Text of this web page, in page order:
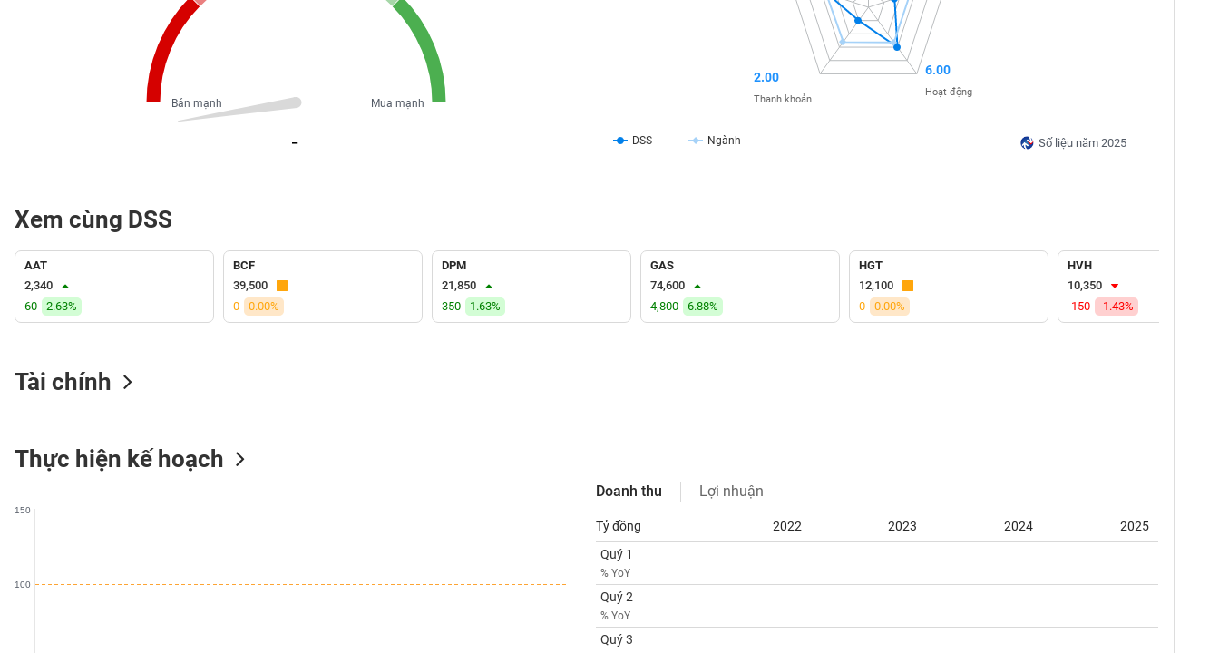
Mua mạnh
Bán mạnh
Số liệu năm 2025
DSS Ngành
6.00
Hoạt động
2.00
Thanh khoản
Xem cùng DSS
AAT
2,340
60
2.63%
BCF
39,500
0
0.00%
DPM
21,850
350
1.63%
GAS
74,600
4,800
6.88%
HGT
12,100
0
0.00%
HVH
10,350
-150
-1.43%
Tài chính
Thực hiện kế hoạch
100
150
Doanh thu Lợi nhuận
Tỷ đồng 2022 2023 2024
2025
Quý 1
% YoY
Quý 2
% YoY
Quý 3
Ngành
(-)
VS-
SECTOR